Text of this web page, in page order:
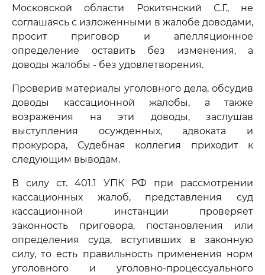
Московской области Рокитянский С.Г., не
соглашаясь с изложенными в жалобе доводами,
просит приговор и апелляционное
определение оставить без изменения, а
доводы жалобы - без удовлетворения.
Проверив материалы уголовного дела, обсудив
доводы кассационной жалобы, а также
возражения на эти доводы, заслушав
выступления осужденных, адвоката и
прокурора, Судебная коллегия приходит к
следующим выводам.
В силу ст. 401.1 УПК РФ при рассмотрении
кассационных жалоб, представления суд
кассационной инстанции проверяет
законность приговора, постановления или
определения суда, вступивших в законную
силу, то есть правильность применения норм
уголовного и уголовно-процессуального